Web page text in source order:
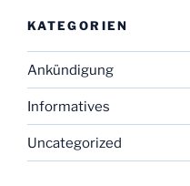
KATEGORIEN
Ankündigung
Informatives
Uncategorized